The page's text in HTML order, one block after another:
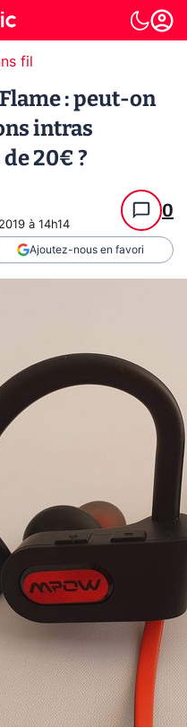
fil
: peut-on
intras
20€ ?
à 14h14
0
Ajoutez-nous en favori